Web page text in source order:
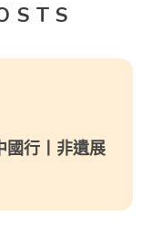
國行丨非遺展